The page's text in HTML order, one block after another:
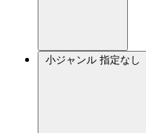
小ジャンル 指定なし